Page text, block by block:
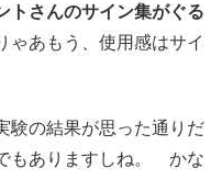
トさんのサイン集がぐる
あもう、使用感はサイ
験の結果が思った通りだ
もありますしね。 かな